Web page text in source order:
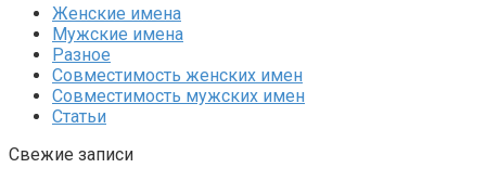
Женские имена
Мужские имена
Разное
Совместимость женских имен
Совместимость мужских имен
Статьи
Свежие записи